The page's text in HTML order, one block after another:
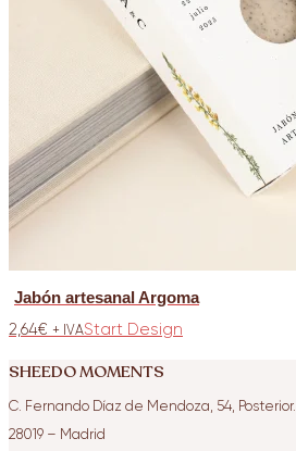
Jabón artesanal Argoma
2,64€ + IVAStart Design
SHEEDO MOMENTS
C. Fernando Díaz de Mendoza, 54, Posterior.
28019 – Madrid